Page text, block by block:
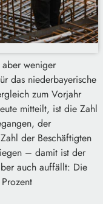
weniger
das niederbayerische
zum Vorjahr
mitteilt, ist die Zahl
der
der Beschäftigten
– damit ist der
auch auffällt: Die